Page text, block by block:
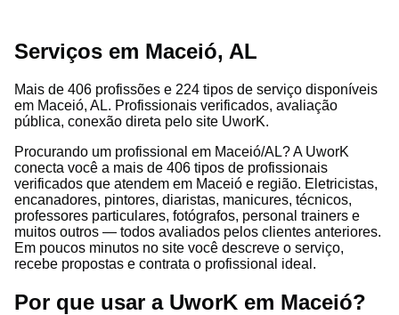
Serviços em Maceió, AL
Mais de 406 profissões e 224 tipos de serviço disponíveis
em Maceió, AL. Profissionais verificados, avaliação
pública, conexão direta pelo site UworK.
Procurando um profissional em Maceió/AL? A UworK
conecta você a mais de 406 tipos de profissionais
verificados que atendem em Maceió e região. Eletricistas,
encanadores, pintores, diaristas, manicures, técnicos,
professores particulares, fotógrafos, personal trainers e
muitos outros — todos avaliados pelos clientes anteriores.
Em poucos minutos no site você descreve o serviço,
recebe propostas e contrata o profissional ideal.
Por que usar a UworK em Maceió?